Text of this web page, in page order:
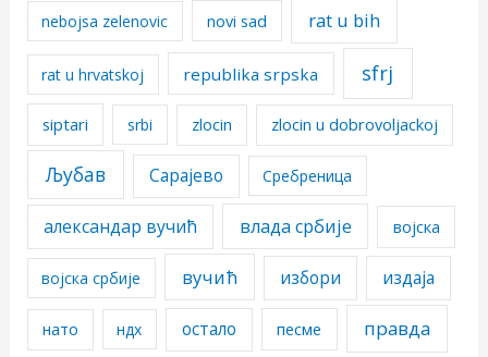
nebojsa zelenovic novi sad rat u bih
rat u hrvatskoj republika srpska sfrj
siptari srbi zlocin zlocin u dobrovoljackoj
Љубав Сарајево Сребреница
александар вучић влада србије војска
војска србије вучић избори издаја
нато ндх остало песме правда